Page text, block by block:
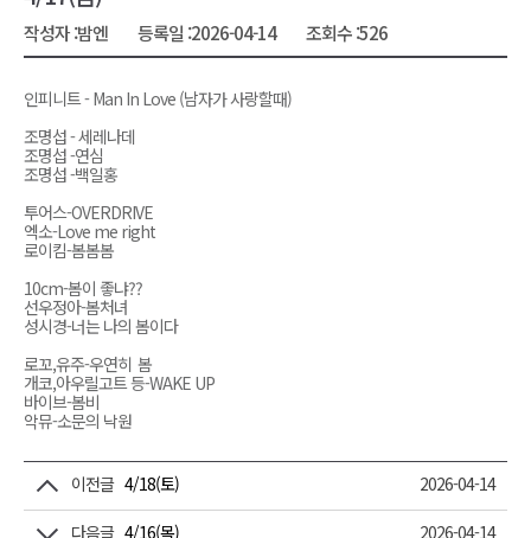
작성자 :밤엔 등록일 :2026-04-14 조회수 :526
인피니트 - Man In Love (남자가 사랑할때)
조명섭 - 세레나데
조명섭 -연심
조명섭 -백일홍
투어스-OVERDRIVE
엑소-Love me right
로이킴-봄봄봄
10cm-봄이 좋냐??
선우정아-봄처녀
성시경-너는 나의 봄이다
로꼬,유주-우연히 봄
개코,아우릴고트 등-WAKE UP
바이브-봄비
악뮤-소문의 낙원
이전글 4/18(토) 2026-04-14
다음글 4/16(목) 2026-04-14